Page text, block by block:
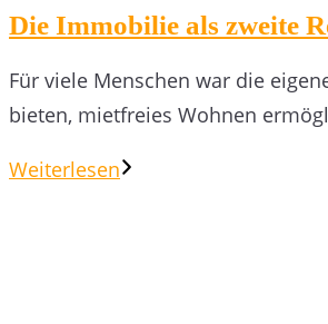
Die Immobilie als zweite
Für viele Menschen war die
bieten, mietfreies Wohnen
Weiterlesen